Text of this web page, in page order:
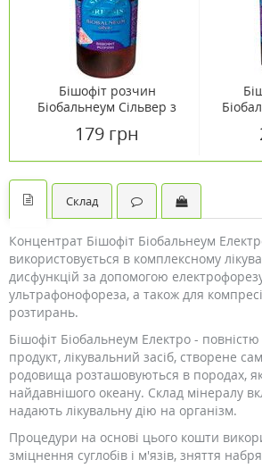
Бішофіт розчин
Біобальнеум Сільвер з
179 грн
Склад
Концентрат Бішофіт Біобальнеум
використовується в комплексному
дисфункцій за допомогою
ультрафонофореза, а також для
розтирань.
Бішофіт Біобальнеум Електро -
продукт, лікувальний засіб, створене
родовища розташовуються в породах,
найдавнішого океану. Склад мінералу
надають лікувальну дію на організм.
Процедури на основі цього кошти
зміцнення суглобів і м'язів, зняття